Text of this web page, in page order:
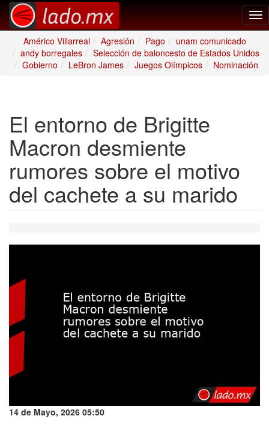
Américo Villarreal
Agresión Pago
unam comunicado
andy borregales
Selección de baloncesto de Estados Unidos
Gobierno
LeBron James Juegos Olímpicos Nominación
El entorno de Brigitte
Macron desmiente
rumores sobre el motivo
del cachete a su marido
14 de Mayo, 2026 05:50